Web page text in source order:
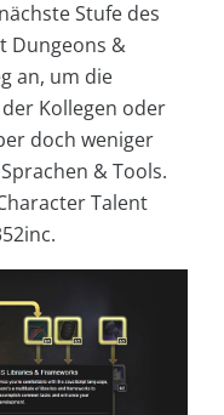
Stufe des
Dungeons &
an, um die
Kollegen oder
doch weniger
& Tools.
Talent